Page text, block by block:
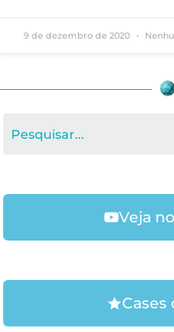
9 de dezembro de 2020
Veja
Cases